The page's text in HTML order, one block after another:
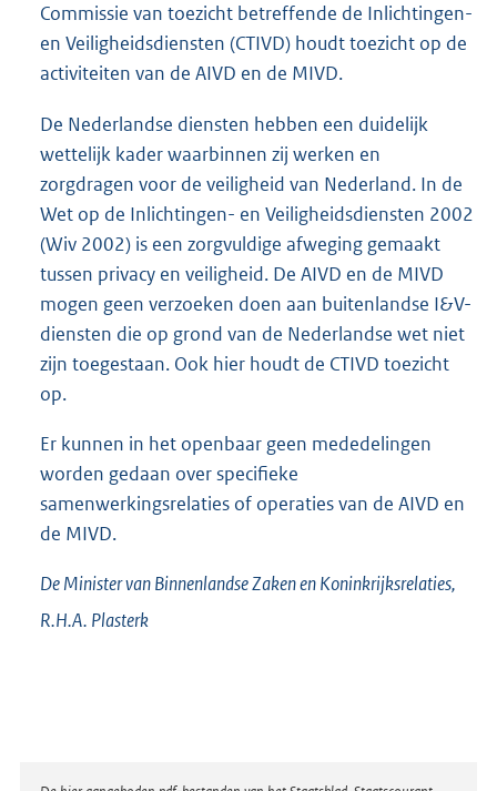
Commissie van toezicht betreffende de Inlichtingen-
en Veiligheidsdiensten (CTIVD) houdt toezicht op de
activiteiten van de AIVD en de MIVD.
De Nederlandse diensten hebben een duidelijk
wettelijk kader waarbinnen zij werken en
zorgdragen voor de veiligheid van Nederland. In de
Wet op de Inlichtingen- en Veiligheidsdiensten 2002
(Wiv 2002) is een zorgvuldige afweging gemaakt
tussen privacy en veiligheid. De AIVD en de MIVD
mogen geen verzoeken doen aan buitenlandse I&V-
diensten die op grond van de Nederlandse wet niet
zijn toegestaan. Ook hier houdt de CTIVD toezicht
op.
Er kunnen in het openbaar geen mededelingen
worden gedaan over specifieke
samenwerkingsrelaties of operaties van de AIVD en
de MIVD.
De Minister van Binnenlandse Zaken en Koninkrijksrelaties,
R.H.A. Plasterk